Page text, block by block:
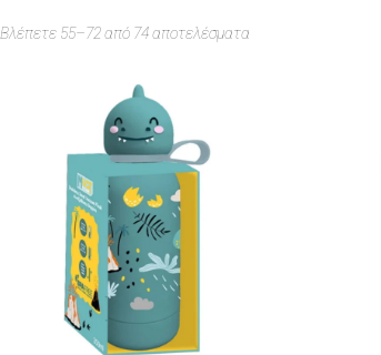
Βλέπετε 55–72 από 74 αποτελέσματα